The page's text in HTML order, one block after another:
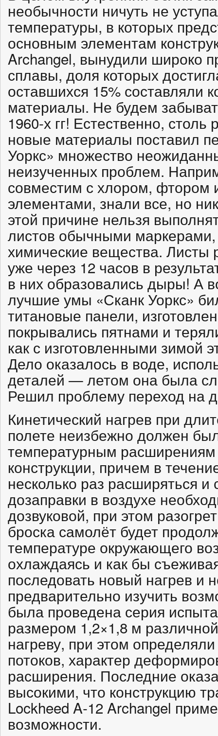
необычности ничуть не
температуры, в которых
основным элементам
Archangel, вынудили широко
сплавы, доля которых
оставшихся 15% составляли
материалы. Не будем
1960-х гг! Естественно,
новые материалы поставил
Уоркс» множество
неизученных проблем.
совместим с хлором, фтором
элементами, знали все, но
этой причине нельзя
листов обычными маркерами,
химические вещества. Листы
уже через 12 часов в
в них образовались дыры! А
лучшие умы «Сканк Уоркс»
титановые панели,
покрывались пятнами и
как с изготовленными зимой
Дело оказалось в воде,
деталей — летом она была
Решил проблему переход на
Кинетический нагрев при
полете неизбежно должен
температурным
конструкции, причем в
несколько раз расширяться
дозаправки в воздухе
дозвуковой, при этом
броска самолёт будет
температуре окружающего
охлаждаясь и как бы
последовать новый нагрев и
предварительно изучить
была проведена серия
размером 1,2×1,8 м
нагреву, при этом
потоков, характер
расширения. Последние
высокими, что конструкцию
Lockheed A-12 Archangel
возможности.